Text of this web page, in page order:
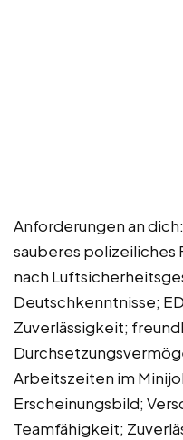
Anforderungen an
sauberes polizeiliches
nach
Deutschkenntnisse;
Zuverlässigkeit;
Arbeitszeiten im
Erscheinungsbild;
Teamfähigkeit;